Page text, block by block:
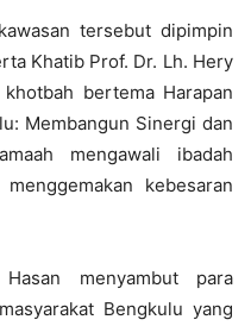
tersebut dipimpin
Khatib Prof. Dr. Lh. Hery
bertema Harapan
Membangun Sinergi dan
mengawali ibadah
kebesaran
menyambut para
Bengkulu yang